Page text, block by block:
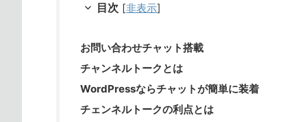
目次 [非表示]
お問い合わせチャット搭載
チャンネルトークとは
WordPressならチャットが簡単に装着
チェンネルトークの利点とは